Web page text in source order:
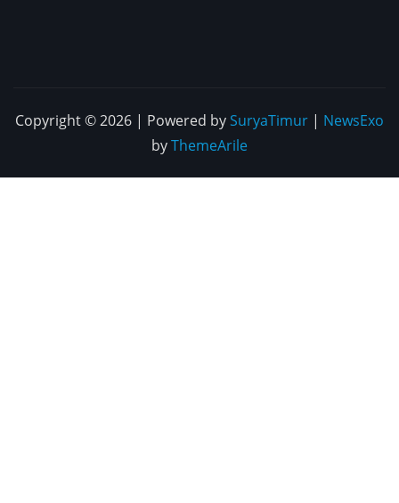
Copyright © 2026 | Powered bySuryaTimur | NewsExo
byThemeArile